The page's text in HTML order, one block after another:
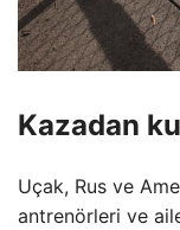
Kazadan
Uçak, Rus ve
antrenörleri ve